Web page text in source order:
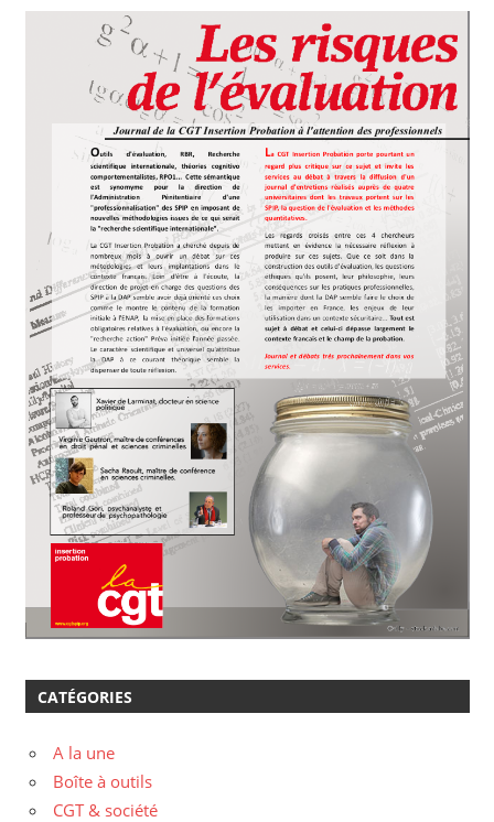
CATÉGORIES
A la une
Boîte à outils
CGT & société